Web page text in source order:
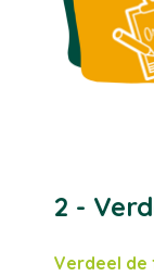
2 -
Verdeel